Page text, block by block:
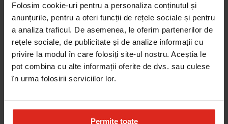
Folosim cookie-uri pentru a personaliza conținutul și
anunțurile, pentru a oferi funcții de rețele sociale și pentru
a analiza traficul. De asemenea, le oferim partenerilor de
rețele sociale, de publicitate și de analize informații cu
privire la modul în care folosiți site-ul nostru. Aceștia le
pot combina cu alte informații oferite de dvs. sau culese
în urma folosirii serviciilor lor.
Permite toate
-10%
Chiuveta Maris MRG 610-60
Pret special
Adauga în cos